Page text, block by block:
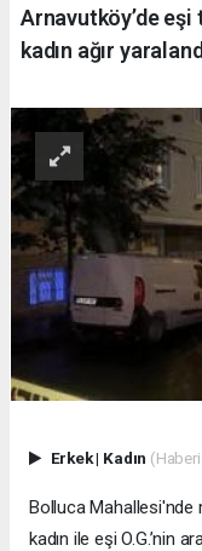
Arnavutköy’de eşi
kadın ağır
Erkek| Kadın
Bolluca Mahallesi'nde
kadın ile eşi O.G.’nin